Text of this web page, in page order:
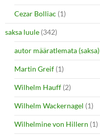
Cezar Bolliac (1)
saksa luule (342)
autor määratlemata (saksa)
Martin Greif (1)
Wilhelm Hauff (2)
Wilhelm Wackernagel (1)
Wilhelmine von Hillern (1)